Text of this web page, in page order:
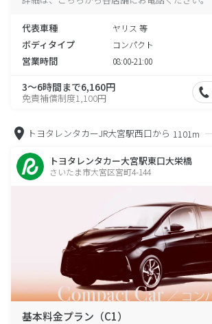
代表車種 ヤリス 等
ボディタイプ コンパクト
営業時間 08:00-21:00
3～6時間まで6,160円
免責補償制度1,100円
トヨタレンタカーJR大宮駅西口から 1101m
トヨタレンタカー大宮駅東口大栄橋
さいたま市大宮区宮町4-144
基本料金プラン（C1）